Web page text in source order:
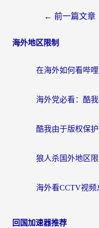
← 前一篇文章
海外地区限制
回国加速器推荐